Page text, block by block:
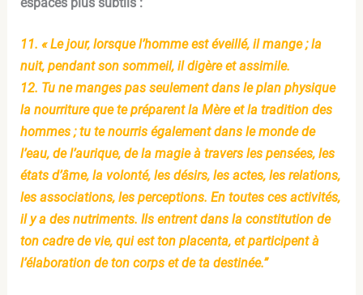
11. « Le jour, lorsque l’homme est éveillé, il mange ; la
nuit, pendant son sommeil, il digère et assimile.
12. Tu ne manges pas seulement dans le plan physique
la nourriture que te préparent la Mère et la tradition des
hommes ; tu te nourris également dans le monde de
l’eau, de l’aurique, de la magie à travers les pensées, les
états d’âme, la volonté, les désirs, les actes, les relations,
les associations, les perceptions. En toutes ces activités,
il y a des nutriments. Ils entrent dans la constitution de
ton cadre de vie, qui est ton placenta, et participent à
l’élaboration de ton corps et de ta destinée.”